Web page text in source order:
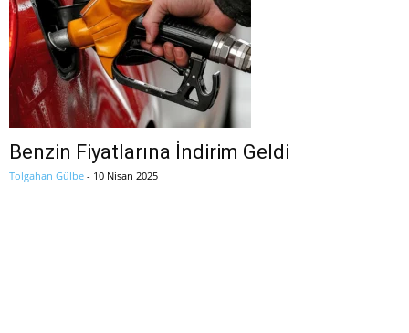
Benzin Fiyatlarına İndirim Geldi
Tolgahan Gülbe - 10 Nisan 2025